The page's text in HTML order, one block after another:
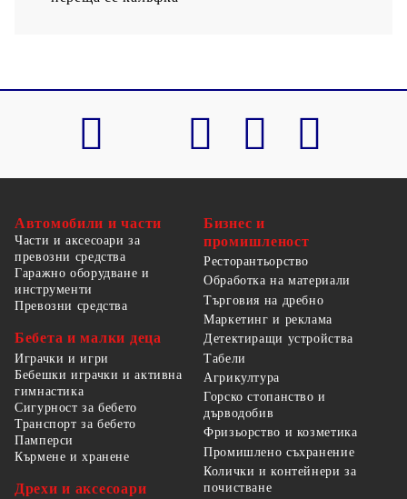
Автомобили и части
Части и аксесоари за
превозни средства
Гаражно оборудване и
инструменти
Превозни средства
Бебета и малки деца
Играчки и игри
Бебешки играчки и активна
гимнастика
Сигурност за бебето
Транспорт за бебето
Памперси
Кърмене и хранене
Дрехи и аксесоари
Бизнес и
промишленост
Ресторантьорство
Обработка на материали
Търговия на дребно
Маркетинг и реклама
Детектиращи устройства
Табели
Агрикултура
Горско стопанство и
дърводобив
Фризьорство и козметика
Промишлено съхранение
Колички и контейнери за
почистване